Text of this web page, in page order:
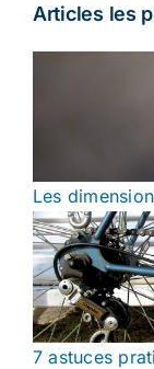
Articles les
Les
7 astuces